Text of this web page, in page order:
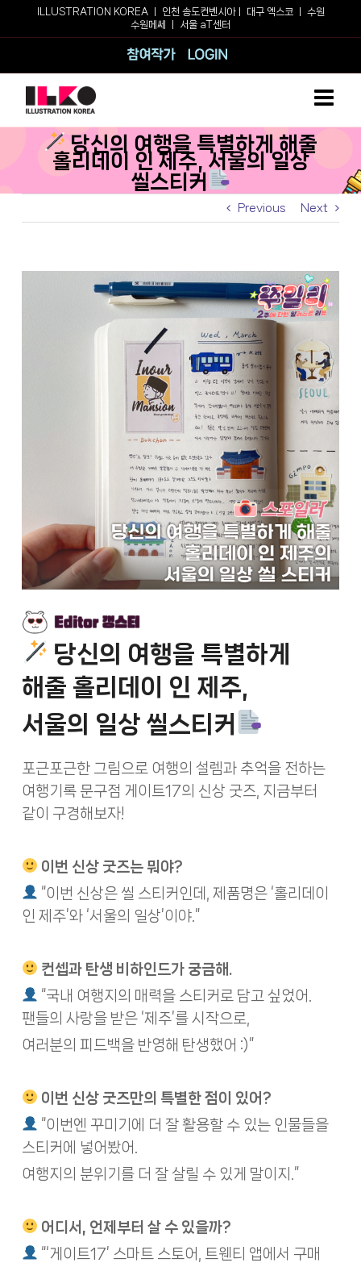
ILLUSTRATION KOREA ㅣ 인천 송도컨벤시아ㅣ 대구 엑스코
수원
수원메쎄
서울 aT센터
참여작가
당신의 여행을 특별하게 해줄
홀리데이 인 제주, 서울의 일상
씰스티커
Previous Next
당신의 여행을 특별하게
해줄 홀리데이 인 제주,
서울의 일상 씰스티커
포근포근한 그림으로 여행의 설렘과 추억을 전하는
여행기록 문구점 게이트17의 신상 굿즈, 지금부터
같이 구경해보자!
이번 신상 굿즈는 뭐야?
“이번 신상은 씰 스티커인데, 제품명은 ‘홀리데이
인 제주’와 ‘서울의 일상’이야.”
컨셉과 탄생 비하인드가 궁금해.
“국내 여행지의 매력을 스티커로 담고 싶었어.
팬들의 사랑을 받은 ‘제주’를 시작으로,
여러분의 피드백을 반영해 탄생했어 :)”
이번 신상 굿즈만의 특별한 점이 있어?
“이번엔 꾸미기에 더 잘 활용할 수 있는 인물들을
스티커에 넣어봤어.
여행지의 분위기를 더 잘 살릴 수 있게 말이지.”
어디서, 언제부터 살 수 있을까?
“‘게이트17’ 스마트 스토어, 트웬티 앱에서 구매